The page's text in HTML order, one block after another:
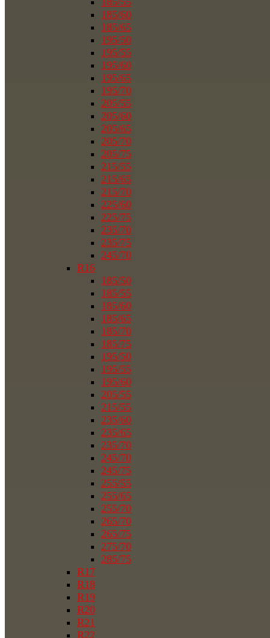
185/60
185/65
195/50
195/55
195/60
195/65
195/70
205/55
205/60
205/65
205/70
205/75
215/55
215/65
215/70
225/60
225/75
235/70
235/75
245/70
R16
185/50
185/55
185/60
185/65
185/70
185/75
195/50
195/55
195/60
205/55
215/55
235/60
235/65
235/70
245/70
245/75
255/55
255/65
255/70
265/70
265/75
275/70
285/75
R17
R18
R19
R20
R21
R22